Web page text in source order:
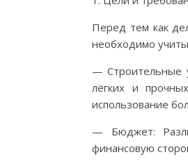
Перед тем как
необходимо
— Строительные
лёгких и
использование
— Бюджет:
финансовую